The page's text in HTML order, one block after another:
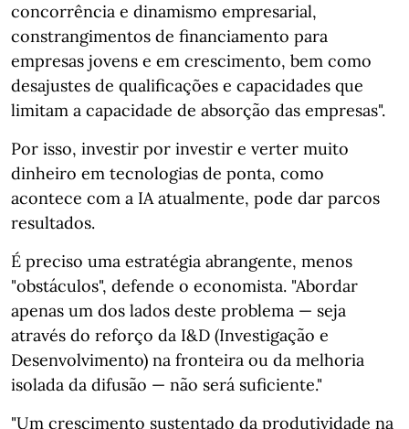
concorrência e dinamismo empresarial,
constrangimentos de financiamento para
empresas jovens e em crescimento, bem como
desajustes de qualificações e capacidades que
limitam a capacidade de absorção das empresas".
Por isso, investir por investir e verter muito
dinheiro em tecnologias de ponta, como
acontece com a IA atualmente, pode dar parcos
resultados.
É preciso uma estratégia abrangente, menos
"obstáculos", defende o economista. "Abordar
apenas um dos lados deste problema — seja
através do reforço da I&D (Investigação e
Desenvolvimento) na fronteira ou da melhoria
isolada da difusão — não será suficiente."
"Um crescimento sustentado da produtividade na